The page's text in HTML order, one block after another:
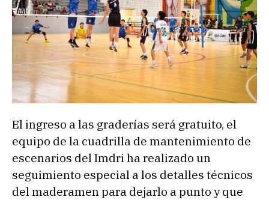
El ingreso a las graderías será gratuito, el
equipo de la cuadrilla de mantenimiento de
escenarios del Imdri ha realizado un
seguimiento especial a los detalles técnicos
del maderamen para dejarlo a punto y que